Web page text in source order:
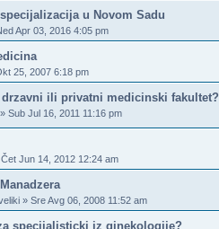
u Novom Sadu
Apr 03, 2016 4:05 pm
25, 2007 6:18 pm
drzavni ili privatni medicinski fakultet?
» Sub Jul 16, 2011 11:16 pm
Čet Jun 14, 2012 12:24 am
» Sre Avg 06, 2008 11:52 am
specijalisticki iz ginekologije?